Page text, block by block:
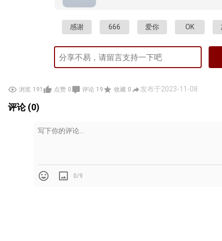
感谢 666 爱你 OK
浏览 191 点赞 0 评论 19 收藏 0 发布于2023-11-08
评论 (0)
0/9